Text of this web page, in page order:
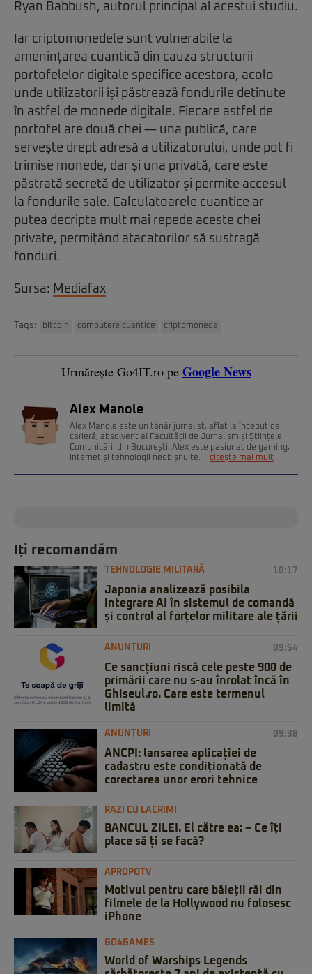
Ryan Babbush, autorul principal al acestui studiu.
Iar criptomonedele sunt vulnerabile la
amenințarea cuantică din cauza structurii
portofelelor digitale specifice acestora, acolo
unde utilizatorii își păstrează fondurile deținute
în astfel de monede digitale. Fiecare astfel de
portofel are două chei — una publică, care
servește drept adresă a utilizatorului, unde pot fi
trimise monede, dar și una privată, care este
păstrată secretă de utilizator și permite accesul
la fondurile sale. Calculatoarele cuantice ar
putea decripta mult mai repede aceste chei
private, permițând atacatorilor să sustragă
fonduri.
Sursa: Mediafax
Tags: bitcoin computere cuantice criptomonede
Urmărește Go4IT.ro pe Google News
Alex Manole
Alex Manole este un tânăr jurnalist, aflat la început de
carieră, absolvent al Facultății de Jurnalism și Științele
Comunicării din București. Alex este pasionat de gaming,
internet și tehnologii neobișnuite.
citește mai mult
Iți recomandăm
TEHNOLOGIE MILITARĂ 10:17
Japonia analizează posibila
integrare AI în sistemul de comandă
și control al forțelor militare ale țării
ANUNȚURI 09:54
Ce sancțiuni riscă cele peste 900 de
primării care nu s-au înrolat încă în
Ghiseul.ro. Care este termenul
limită
ANUNȚURI 09:38
ANCPI: lansarea aplicației de
cadastru este condiționată de
corectarea unor erori tehnice
RAZI CU LACRIMI
BANCUL ZILEI. El către ea: – Ce îți
place să ți se facă?
APROPOTV
Motivul pentru care băieții răi din
filmele de la Hollywood nu folosesc
iPhone
GO4GAMES
World of Warships Legends